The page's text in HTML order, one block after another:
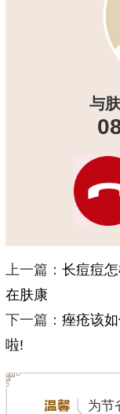
与
上一篇： 长痘痘
在肤康
下一篇： 痤疮该
啦!
为节